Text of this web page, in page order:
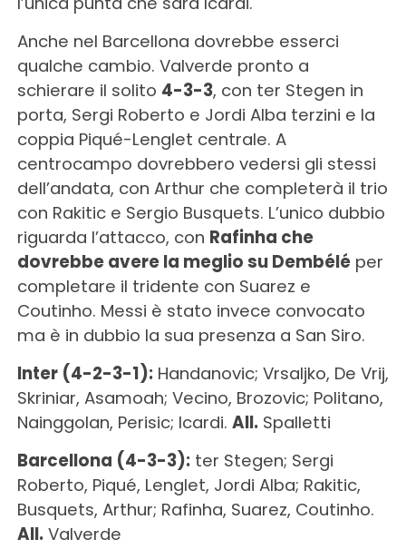
Anche nel Barcellona dovrebbe esserci
qualche cambio. Valverde pronto a
schierare il solito 4-3-3, con ter Stegen in
porta, Sergi Roberto e Jordi Alba terzini e la
coppia Piqué-Lenglet centrale. A
centrocampo dovrebbero vedersi gli stessi
dell’andata, con Arthur che completerà il trio
con Rakitic e Sergio Busquets. L’unico dubbio
riguarda l’attacco, con Rafinha che
dovrebbe avere la meglio su Dembéléper
completare il tridente con Suarez e
Coutinho. Messi è stato invece convocato
ma è in dubbio la sua presenza a San Siro.
Inter (4-2-3-1):Handanovic; Vrsaljko, De Vrij,
Skriniar, Asamoah; Vecino, Brozovic; Politano,
Nainggolan, Perisic; Icardi. All. Spalletti
Barcellona (4-3-3):ter Stegen; Sergi
Roberto, Piqué, Lenglet, Jordi Alba; Rakitic,
Busquets, Arthur; Rafinha, Suarez, Coutinho.
All. Valverde